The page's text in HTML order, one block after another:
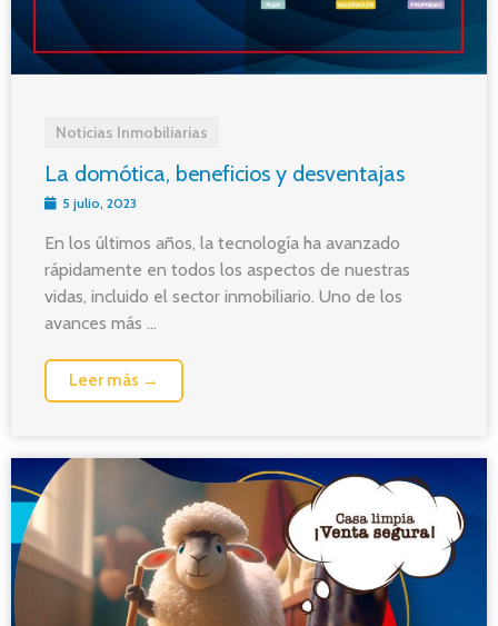
Noticias Inmobiliarias
La domótica, beneficios y desventajas
5 julio, 2023
En los últimos años, la tecnología ha avanzado
rápidamente en todos los aspectos de nuestras
vidas, incluido el sector inmobiliario. Uno de los
avances más ...
Leer más →